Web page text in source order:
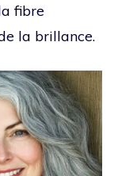
fibre
la brillance.